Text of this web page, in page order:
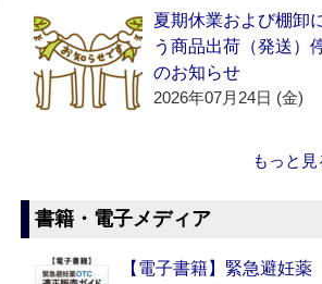
夏期休業および棚卸
う商品出荷（発送）
のお知らせ
2026年07月24日 (金)
もっと見
書籍・電子メディア
【電子書籍】緊急避妊薬